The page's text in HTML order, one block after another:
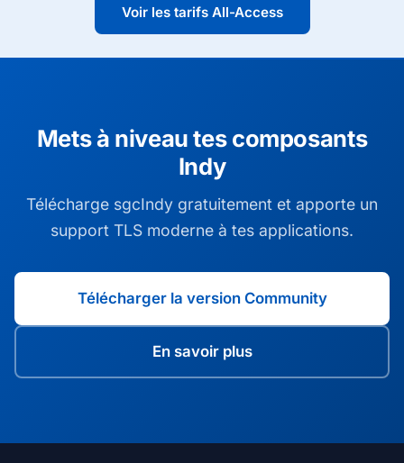
Voir les tarifs All-Access
Mets à niveau tes composants
Indy
Télécharge sgcIndy gratuitement et apporte un
support TLS moderne à tes applications.
Télécharger la version Community
En savoir plus